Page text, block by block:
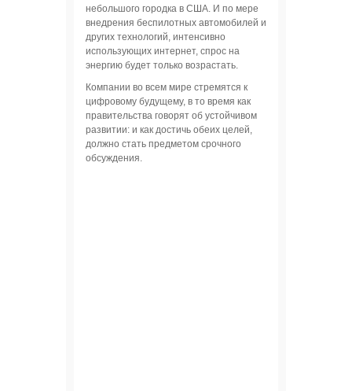
небольшого городка в США. И по мере
внедрения беспилотных автомобилей и
других технологий, интенсивно
использующих интернет, спрос на
энергию будет только возрастать.
Компании во всем мире стремятся к
цифровому будущему, в то время как
правительства говорят об устойчивом
развитии: и как достичь обеих целей,
должно стать предметом срочного
обсуждения.